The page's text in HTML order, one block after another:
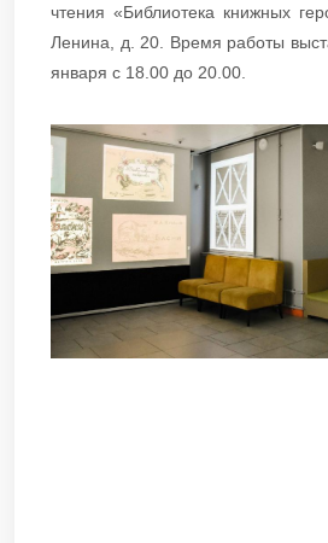
чтения «Библиотека книжных
Ленина, д. 20. Время работы
января с 18.00 до 20.00.